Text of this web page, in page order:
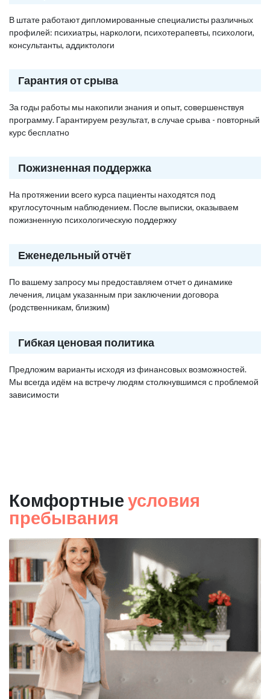
В штате работают дипломированные специалисты различных
профилей: психиатры, наркологи, психотерапевты, психологи,
консультанты, аддиктологи
Гарантия от срыва
За годы работы мы накопили знания и опыт, совершенствуя
программу. Гарантируем результат, в случае срыва - повторный
курс бесплатно
Пожизненная поддержка
На протяжении всего курса пациенты находятся под
круглосуточным наблюдением. После выписки, оказываем
пожизненную психологическую поддержку
Еженедельный отчёт
По вашему запросу мы предоставляем отчет о динамике
лечения, лицам указанным при заключении договора
(родственникам, близким)
Гибкая ценовая политика
Предложим варианты исходя из финансовых возможностей.
Мы всегда идём на встречу людям столкнувшимся с проблемой
зависимости
Комфортные условия
пребывания